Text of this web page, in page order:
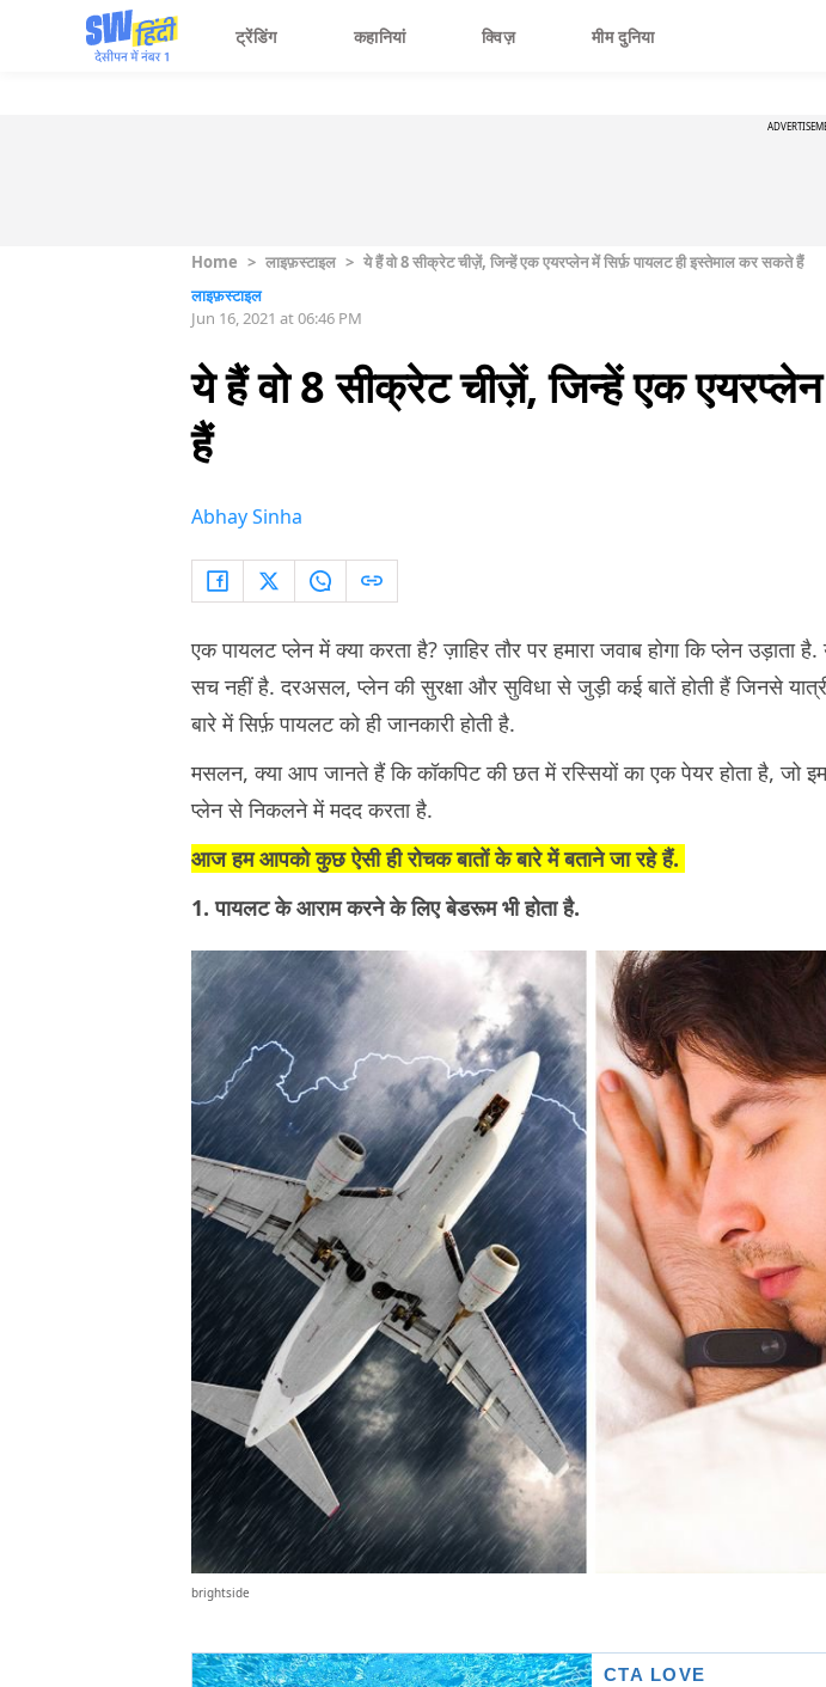
ट्रेंडिंग कहानियां क्विज़ मीम दुनिया
Home > लाइफ़स्टाइल > ये हैं वो 8 सीक्रेट चीज़ें, जिन्हें एक एयरप्लेन में सिर्फ़ पायलट ही इस्तेमाल कर सकते हैं
लाइफ़स्टाइल
Jun 16, 2021 at 06:46 PM
ये हैं वो 8 सीक्रेट चीज़ें, जिन्हें एक
हैं
Abhay Sinha
एक पायलट प्लेन में क्या करता है? ज़ाहिर तौर पर हमारा जवाब होगा कि प्लेन उड़ाता
सच नहीं है. दरअसल, प्लेन की सुरक्षा और सुविधा से जुड़ी कई बातें होती हैं जिनसे
बारे में सिर्फ़ पायलट को ही जानकारी होती है.
मसलन, क्या आप जानते हैं कि कॉकपिट की छत में रस्सियों का एक पेयर होता है, जो
प्लेन से निकलने में मदद करता है.
आज हम आपको कुछ ऐसी ही रोचक बातों के बारे में बताने जा रहे हैं.
1. पायलट के आराम करने के लिए बेडरूम भी होता है.
brightside